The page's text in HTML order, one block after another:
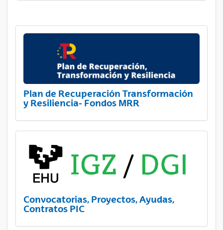
Plan de Recuperación Transformación
y Resiliencia- Fondos MRR
Convocatorias, Proyectos, Ayudas,
Contratos PIC